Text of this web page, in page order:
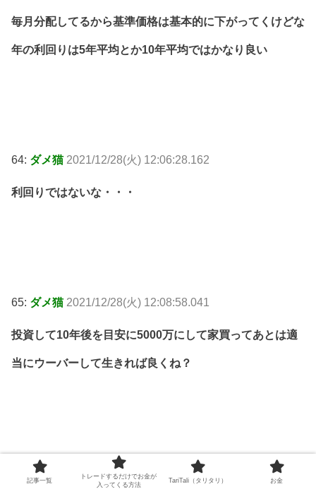
毎月分配してるから基準価格は基本的に下がってくけどな
年の利回りは5年平均とか10年平均ではかなり良い
64: ダメ猫 2021/12/28(火) 12:06:28.162
利回りではないな・・・
65: ダメ猫 2021/12/28(火) 12:08:58.041
投資して10年後を目安に5000万にして家買ってあとは適
当にウーバーして生きれば良くね？
ダメ猫 2021/12/28(火) 12:28:13.766
記事一覧
トレードするだけでお金が
入ってくる方法
TariTali（タリタリ） お金